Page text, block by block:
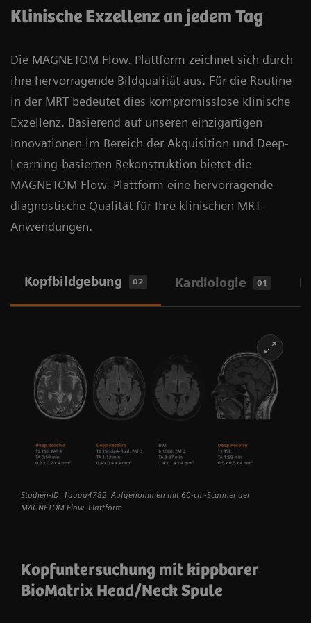
auf die zunehmenden Anforderungen in der
Erfahren Sie mehr über Deep Resolve.
gesamten Systemflotte zu optimieren.
zukunftssicher aufgestellt durch die schnelle
Gesundheitswesen. Erweiterbare Komponenten der
MAGNETOM Flow. Plattform betreffen die
Kanalkonfiguration, die Gradientenstärke, den
Untersuchungstisch und die Größe der
Tunnelöffnung.
des lebenslang versiegelten Magnetdesigns muss
überzeugende Lösung für mehr Nachhaltigkeit in
der MRT.
Erfahren Sie mehr über die DryCool-
Technologie.
Klinische Exzellenz an jedem Tag
Die MAGNETOM Flow. Plattform zeichnet sich durch
ihre hervorragende Bildqualität aus. Für die Routine
in der MRT bedeutet dies kompromisslose klinische
Exzellenz. Basierend auf unseren einzigartigen
Innovationen im Bereich der Akquisition und Deep-
Learning-basierten Rekonstruktion bietet die
MAGNETOM Flow. Plattform eine hervorragende
diagnostische Qualität für Ihre klinischen MRT-
Anwendungen.
Kopfbildgebung 02 Kardiologie 01
Studien-ID: 1aaaa4782. Aufgenommen mit 60-cm-Scanner der
MAGNETOM Flow. Plattform
Kopfuntersuchung mit kippbarer
BioMatrix Head/Neck Spule